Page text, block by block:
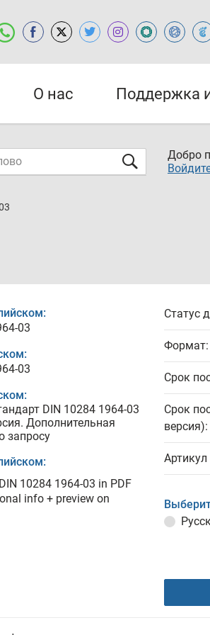
О нас Поддержка
Добро
03
03
DIN 10284 1964-03
Дополнительная
запросу
10284 1964-03 in PDF
info + preview on
Статус
Формат:
Срок
Срок
версия):
Артикул